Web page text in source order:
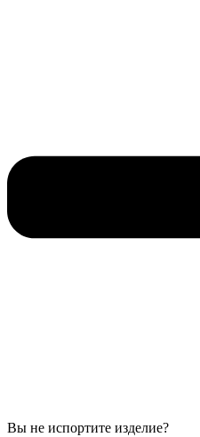
Вы не испортите изделие?